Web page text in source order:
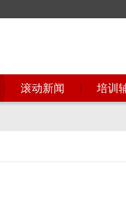
滚动新闻 培训